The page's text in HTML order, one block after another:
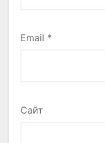
Email *
Сайт